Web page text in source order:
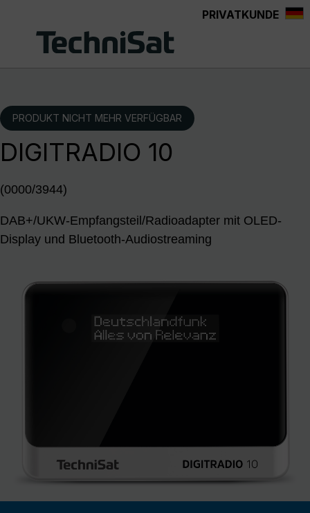
PRIVATKUNDE
PRODUKT NICHT MEHR VERFÜGBAR
DIGITRADIO 10
(0000/3944)
DAB+/UKW-Empfangsteil/Radioadapter mit OLED-
Display und Bluetooth-Audiostreaming